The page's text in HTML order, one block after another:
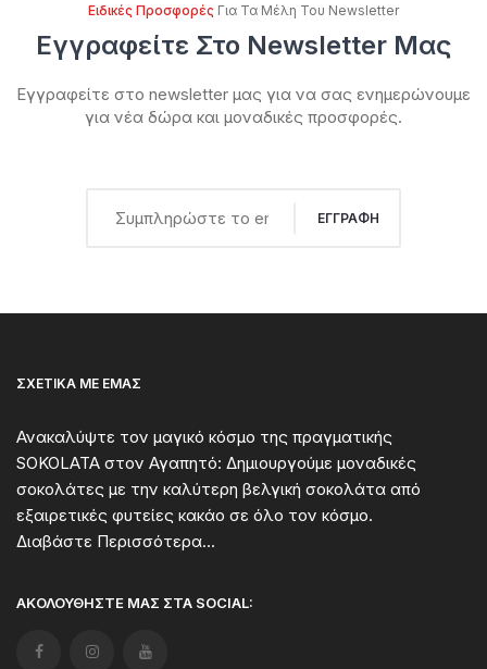
Ειδικές Προσφορές Για Τα Μέλη Του Newsletter
Εγγραφείτε Στο Newsletter Μας
Εγγραφείτε στο newsletter μας για να σας ενημερώνουμε
για νέα δώρα και μοναδικές προσφορές.
ΕΓΓΡΑΦΉ
ΣΧΕΤΙΚΆ ΜΕ ΕΜΆΣ
Ανακαλύψτε τον μαγικό κόσμο της πραγματικής
SOKOLATA στον Αγαπητό: Δημιουργούμε μοναδικές
σοκολάτες με την καλύτερη βελγική σοκολάτα από
εξαιρετικές φυτείες κακάο σε όλο τον κόσμο.
Διαβάστε Περισσότερα...
ΑΚΟΛΟΥΘΉΣΤΕ ΜΑΣ ΣΤΑ SOCIAL: